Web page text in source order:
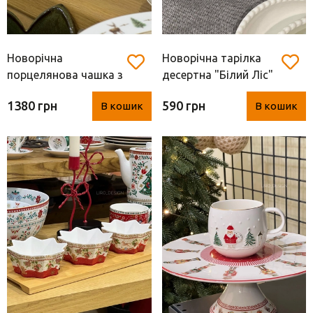
Новорічна
порцелянова чашка з
блюдцем "Білий ліс"
(Easy Life, 400 мл)
1380 грн В кошик
Новорічна тарілка
десертна "Білий Ліс"
(Easy Life, d 19 см)
590 грн В кошик